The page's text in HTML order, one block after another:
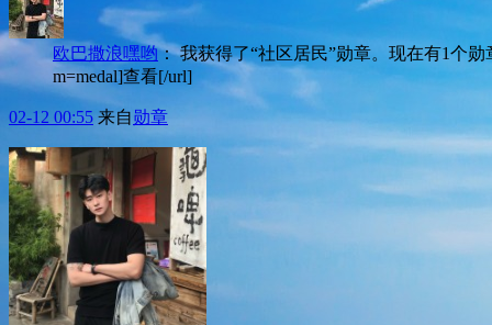
欧巴撒浪嘿哟：我获得了“社区居民”勋章。现在有1个勋
m=medal]查看[/url]
02-12 00:55 来自勋章